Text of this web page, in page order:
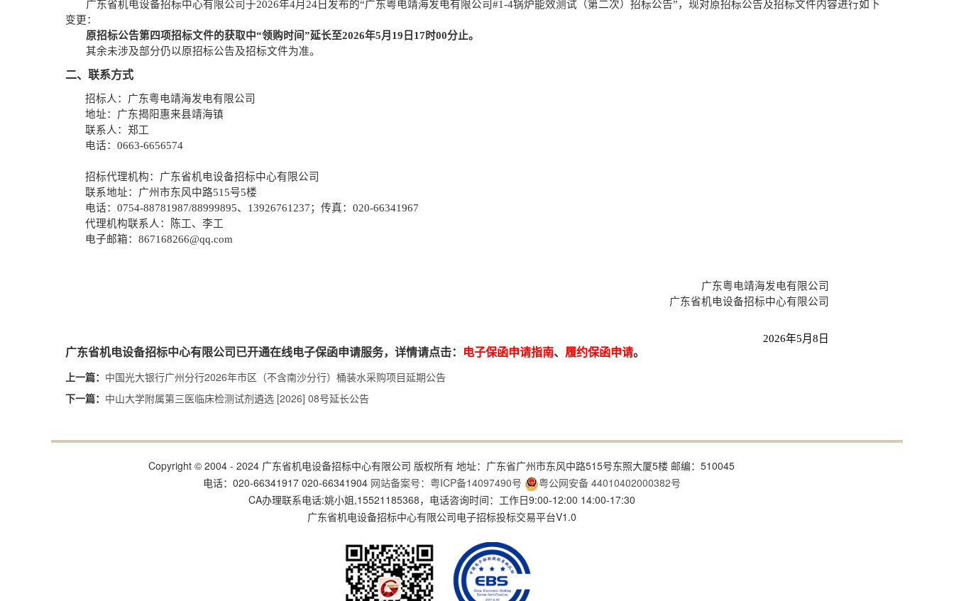
广东省机电设备招标中心有限公司于2026年4月24日发布的“广东粤电靖海发电有限公司#1-4锅炉能效测试（第二次）招标公告”，现对原招标公告及招标文件内容进行如下
变更 ：
原招标公告第四项招标文件的获取中“领购时间”延长至2026年5月 19 日 17时00分止。
其余未涉及部分仍以原招标公告及招标文件为准。
二、 联系方式
招标人：广东粤电靖海发电有限公司
地址：广东揭阳惠来县靖海镇
联系人：郑工
电话： 0663-6656574
招标代理机构：广东省机电设备招标中心有限公司
联系地址：广州市东风中路515号5楼
电话： 0754-88781987/88999895、13926761237； 传真： 020-66341967
代理机构联系人：陈工、李工
电子邮箱： 867168266@qq.com
广东粤电靖海发电有限公司
广东省机电设备招标中心有限公司
2026年5月8日
广东省机电设备招标中心有限公司已开通在线电子保函申请服务，详情请点击： 电子保函申请指南、 履约保函申请。
上一篇： 中国光大银行广州分行2026年市区（不含南沙分行）桶装水采购项目延期公告
下一篇： 中山大学附属第三医临床检测试剂遴选 [2026] 08号延长公告
Copyright © 2004 - 2024 广东省机电设备招标中心有限公司 版权所有 地址：广东省广州市东风中路515号东照大厦5楼 邮编：510045
电话：020-66341917 020-66341904 网站备案号：粤ICP备14097490号
粤公网安备 44010402000382号
CA办理联系电话:姚小姐,15521185368，电话咨询时间：工作日9:00-12:00 14:00-17:30
广东省机电设备招标中心有限公司电子招标投标交易平台V1.0